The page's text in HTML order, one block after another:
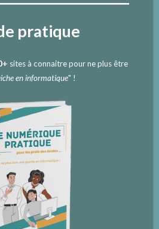
pratique
sites à connaitre pour ne plus être
en informatique" !